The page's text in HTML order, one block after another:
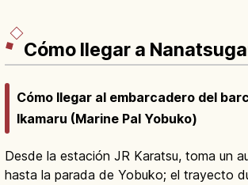
Cómo llegar a
Cómo llegar al embarcadero del
Ikamaru (Marine Pal Yobuko)
Desde la estación JR Karatsu, toma un
hasta la parada de Yobuko; el trayecto